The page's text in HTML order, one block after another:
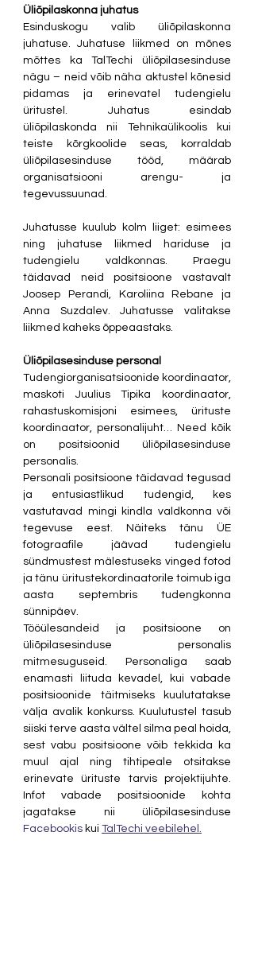
Üliõpilaskonna juhatus
Esinduskogu valib üliõpilaskonna
juhatuse. Juhatuse liikmed on mõnes
mõttes ka TalTechi üliõpilasesinduse
nägu – neid võib näha aktustel kõnesid
pidamas ja erinevatel tudengielu
üritustel. Juhatus esindab
üliõpilaskonda nii Tehnikaülikoolis kui
teiste kõrgkoolide seas, korraldab
üliõpilasesinduse tööd, määrab
organisatsiooni arengu- ja
tegevussuunad.
Juhatusse kuulub kolm liiget: esimees
ning juhatuse liikmed hariduse ja
tudengielu valdkonnas. Praegu
täidavad neid positsioone vastavalt
Joosep Perandi, Karoliina Rebane ja
Anna Suzdalev. Juhatusse valitakse
liikmed kaheks õppeaastaks.
Üliõpilasesinduse personal
Tudengiorganisatsioonide koordinaator,
maskoti Juulius Tipika koordinaator,
rahastuskomisjoni esimees, ürituste
koordinaator, personalijuht… Need kõik
on positsioonid üliõpilasesinduse
personalis.
Personali positsioone täidavad tegusad
ja entusiastlikud tudengid, kes
vastutavad mingi kindla valdkonna või
tegevuse eest. Näiteks tänu ÜE
fotograafile jäävad tudengielu
sündmustest mälestuseks vinged fotod
ja tänu üritustekordinaatorile toimub iga
aasta septembris tudengkonna
sünnipäev.
Tööülesandeid ja positsioone on
üliõpilasesinduse personalis
mitmesuguseid. Personaliga saab
enamasti liituda kevadel, kui vabade
positsioonide täitmiseks kuulutatakse
välja avalik konkurss. Kuulutustel tasub
siiski terve aasta vältel silma peal hoida,
sest vabu positsioone võib tekkida ka
muul ajal ning tihtipeale otsitakse
erinevate ürituste tarvis projektijuhte.
Infot vabade positsioonide kohta
Facebookis kui TalTechi veebilehel.